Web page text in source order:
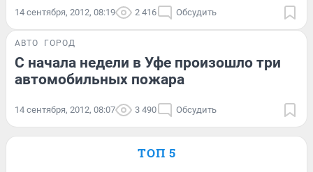
14 сентября, 2012, 08:19 2 416 Обсудить
АВТО ГОРОД
С начала недели в Уфе произошло три
автомобильных пожара
14 сентября, 2012, 08:07 3 490 Обсудить
ТОП 5